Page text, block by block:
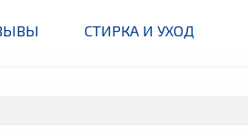
СТИРКА И УХОД